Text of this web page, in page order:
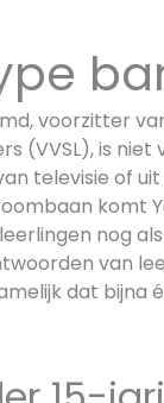
voorzitter
(VVSL), is
televisie of uit
komt
nog
van
dat bijna